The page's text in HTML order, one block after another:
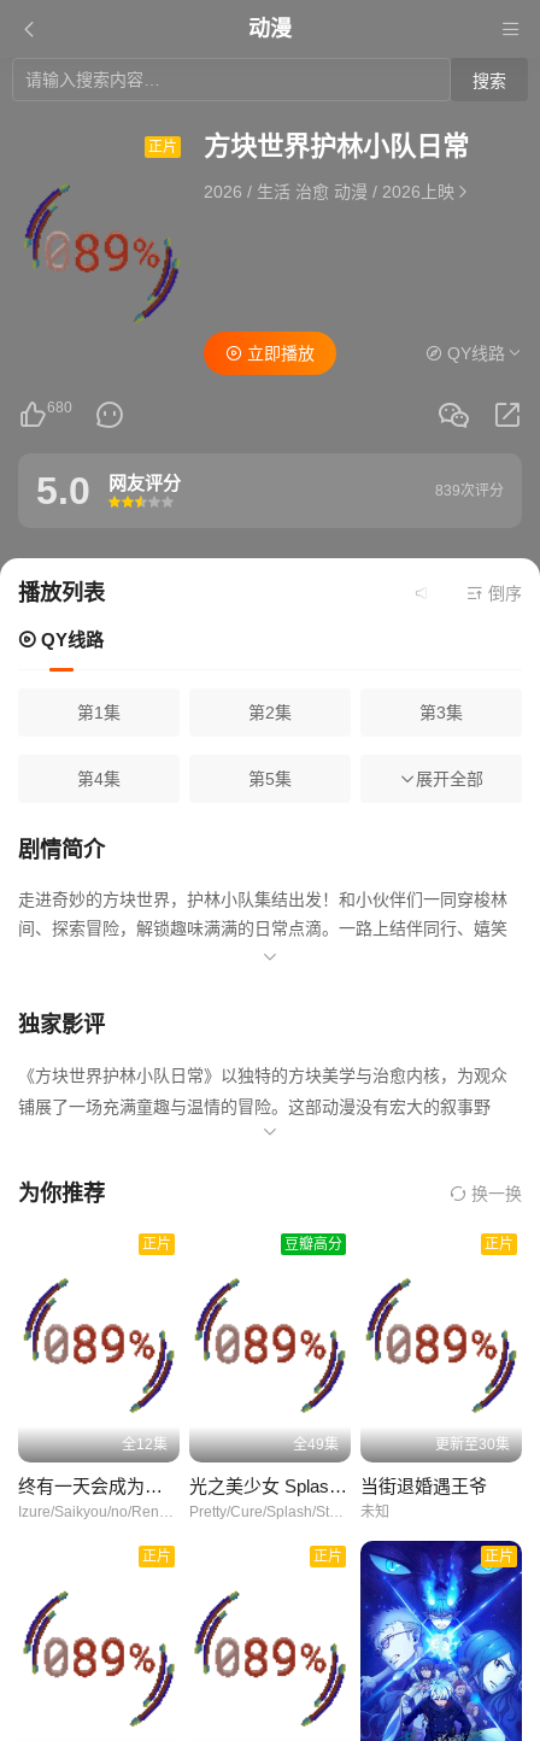
动漫
搜索
正片 方块世界护林小队日常
2026 / 生活 治愈 动漫/ 2026上映
680
立即播放 QY线路
5.0 网友评分
很差
较差还行推荐力荐
839次评分
播放列表 当前资源来源
倒序
QY线路
第1集 第2集 第3集
第4集 第5集 第6集
第7集
第10集 第11集 第12集
第19集 第20集 第21集
第22集
第26集
第34集 第35集
展开全部
剧情简介
走进奇妙的方块世界，护林小队集结出发！和小伙伴们一同穿梭林
间、探索冒险，解锁趣味满满的日常点滴。一路上结伴同行、嬉笑
打闹，既有森林探秘的新奇旅程，也有温馨治愈的欢乐日常，沉浸
独家影评
《方块世界护林小队日常》以独特的方块美学与治愈内核，为观众
铺展了一场充满童趣与温情的冒险。这部动漫没有宏大的叙事野
心，而是聚焦护林小队在方块世界的日常点滴，用细腻的笔触勾勒
量。
影片的叙事节奏舒缓而自然，每一集都像一段精致的生活切片。护
林小队的成员们或是在晨光中搭建温馨小屋，或是结伴探索藏着惊
喜的野外，或是围坐分享亲手制作的美食，看似琐碎的日常片段，
却因角色间的互动而充满张力。他们面对困难时的互相扶持，分享
快乐时的开怀大笑，都在不经意间传递出陪伴的意义，让观众仿佛
置身其中，与角色一同经历平凡却珍贵的时光。
角色塑造鲜活生动，每个成员都有着鲜明的个性。有的成员心思细
腻，总能在伙伴遇到难题时给出贴心建议；有的则充满好奇心，永
远带着探索未知的热情。不同性格的碰撞，既制造了轻松幽默的笑
点，也在磨合中凸显出团队的凝聚力。他们的表演没有刻意的夸
张，而是以细腻的动作和真挚的神情，将角色的情绪精准传递，让
观众真切感受到角色的喜怒哀乐。
方块风格的画面充满创意，色彩明快的方块堆砌出灵动的世界。草
方块的纹理、森林的光影层次，都在细节处展现出制作团队的用
心，既保留了方块世界的独特质感，又赋予了画面鲜活的生命力。
为你推荐 换一换
正片
全12集
终有一天会成为最强的炼金术师？
Izure/Saikyou/no/Renkinjutsushi?/Someday/Will/I/Be/the/Greatest/Alchemist?/终有一天会成为最强的炼金术师？/いずれ最強の錬金術師？/
豆瓣高分
全49集
光之美少女 Splash Star
Pretty/Cure/Splash/Star/光之美少女3/光之美少女/Splash/Star/ふたりはプリキュア/Splash/Star/
正片
更新至30集
当街退婚遇王爷
未知
正片 正片 正片